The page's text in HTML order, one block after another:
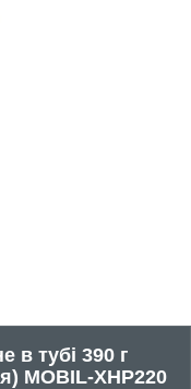
в тубі 390 г
MOBIL-XHP220